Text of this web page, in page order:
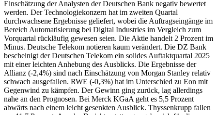
Einschätzung der Analysten der Deutschen Bank negativ bewertet
werden. Der Technologiekonzern hat im zweiten Quartal
durchwachsene Ergebnisse geliefert, wobei die Auftragseingänge im
Bereich Automatisierung bei Digital Industries im Vergleich zum
Vorquartal rückläufig gewesen seien. Die Aktie handelt 2 Prozent im
Minus. Deutsche Telekom notieren kaum verändert. Die DZ Bank
bescheinigt der Deutschen Telekom ein solides Auftaktquartal 2025
mit einer leichten Anhebung des Ausblicks. Die Ergebnisse der
Allianz (-2,4%) sind nach Einschätzung von Morgan Stanley relativ
schwach ausgefallen. RWE (-0,3%) hat im Unterschied zu Eon mit
Gegenwind zu kämpfen. Der Gewinn ging zurück, lag allerdings
nahe an den Prognosen. Bei Merck KGaA geht es 5,5 Prozent
abwärts nach einem leicht gesenkten Ausblick. Thyssenkrupp fallen